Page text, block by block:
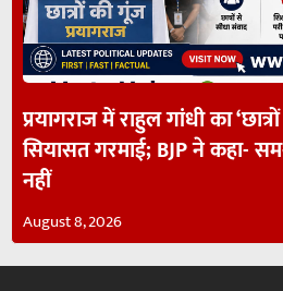
प्रयागराज में राहुल गांधी का
सियासत गरमाई; BJP ने कहा-
नहीं
August 8, 2026